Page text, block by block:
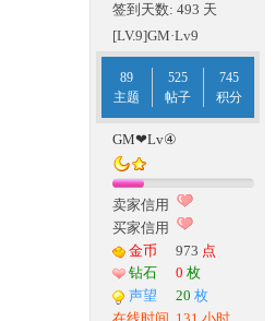
奇
签到天数: 493 天
[LV.9]GM·Lv9
89
主题
525
帖子
745
积分
GM❤Lv④
卖家信用
买家信用
金币
973 点
钻石
0 枚
声望
20 枚